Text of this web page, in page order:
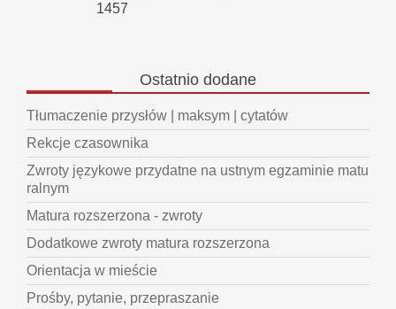
1457
Ostatnio dodane
Tłumaczenie przysłów | maksym | cytatów
Rekcje czasownika
Zwroty językowe przydatne na ustnym egzaminie matu
ralnym
Matura rozszerzona - zwroty
Dodatkowe zwroty matura rozszerzona
Orientacja w mieście
Prośby, pytanie, przepraszanie